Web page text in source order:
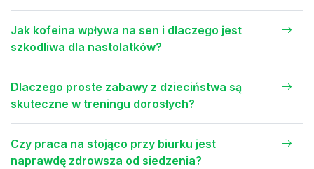
Jak kofeina wpływa na sen i dlaczego jest
szkodliwa dla nastolatków?
Dlaczego proste zabawy z dzieciństwa są
skuteczne w treningu dorosłych?
Czy praca na stojąco przy biurku jest
naprawdę zdrowsza od siedzenia?